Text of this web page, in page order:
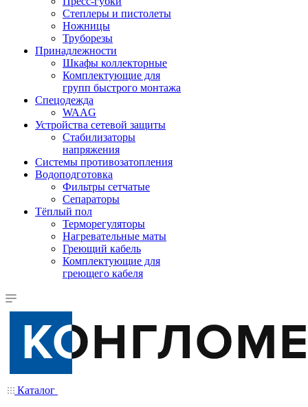
Степлеры и пистолеты
Ножницы
Труборезы
Принадлежности
Шкафы коллекторные
Комплектующие для
групп быстрого монтажа
Спецодежда
WAAG
Устройства сетевой защиты
Стабилизаторы
напряжения
Системы противозатопления
Водоподготовка
Фильтры сетчатые
Сепараторы
Тёплый пол
Терморегуляторы
Нагревательные маты
Греющий кабель
Комплектующие для
греющего кабеля
Каталог